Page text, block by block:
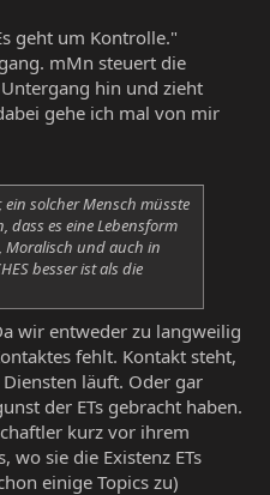
geht um Kontrolle."
mMn steuert die
hin und zieht
gehe ich mal von mir
solcher Mensch müsste
dass es eine Lebensform
Moralisch und auch in
besser ist als die
wir entweder zu langweilig
fehlt. Kontakt steht,
läuft. Oder gar
der ETs gebracht haben.
kurz vor ihrem
wo sie die Existenz ETs
einige Topics zu)